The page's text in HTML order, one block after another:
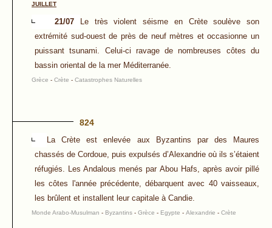
JUILLET
21/07
Le très violent séisme en Crète soulève son
extrémité sud-ouest de près de neuf mètres et occasionne un
puissant tsunami. Celui-ci ravage de nombreuses côtes du
bassin oriental de la mer Méditerranée.
Grèce - Crète - Catastrophes Naturelles
824
La Crète est enlevée aux Byzantins par des Maures
chassés de Cordoue, puis expulsés d’Alexandrie où ils s’étaient
réfugiés. Les Andalous menés par Abou Hafs, après avoir pillé
les côtes l'année précédente, débarquent avec 40 vaisseaux,
les brûlent et installent leur capitale à Candie.
Monde Arabo-Musulman - Byzantins - Grèce - Egypte - Alexandrie - Crète